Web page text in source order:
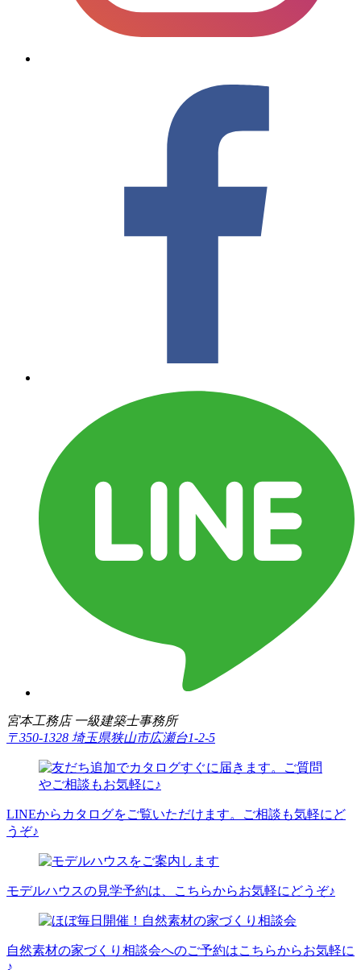
宮本工務店 一級建築士事務所
〒350-1328 埼玉県狭山市広瀬台1-2-5
LINEからカタログをご覧いただけます。ご相談も気軽にど
うぞ♪
モデルハウスの見学予約は、こちらからお気軽にどうぞ♪
自然素材の家づくり相談会へのご予約はこちらからお気軽に
♪